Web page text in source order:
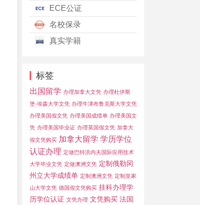
ECE公证
名校保录
真实学籍
标签
出国留学 办理加拿大文凭 办理杜伊斯
堡-埃森大学文凭 办理牛津布鲁克斯大学文凭
办理美国假文凭 办理美国成绩单 办理美国文
凭 办理美国毕业证 办理英国假文凭 加拿大
假文凭购买 加拿大留学 学历学位
认证办理 定做巴特洪内夫国际应用技术
大学毕业文凭 定做澳洲文凭 定制俄勒冈
州立大学成绩单 定制澳洲文凭 定制皇家
山大学文凭 德国假文凭购买 挂科办理学
历学位认证 文凭办理 文凭购买 法国